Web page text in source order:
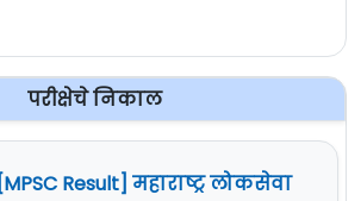
परीक्षेचे निकाल
[MPSC Result] महाराष्ट्र लोकसेवा